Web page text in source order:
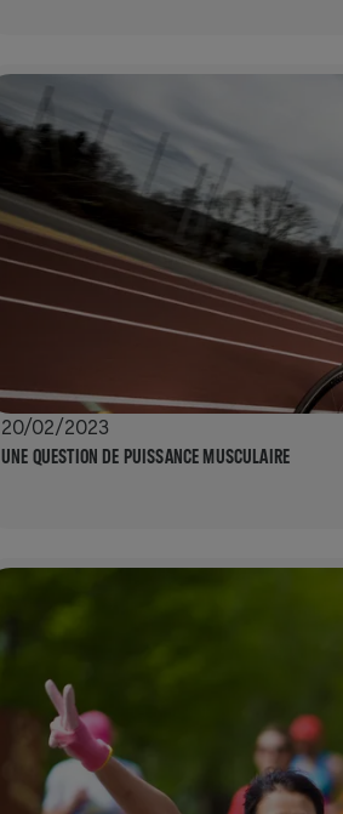
20/02/2023
UNE QUESTION DE PUISSANCE MUSCULAIRE